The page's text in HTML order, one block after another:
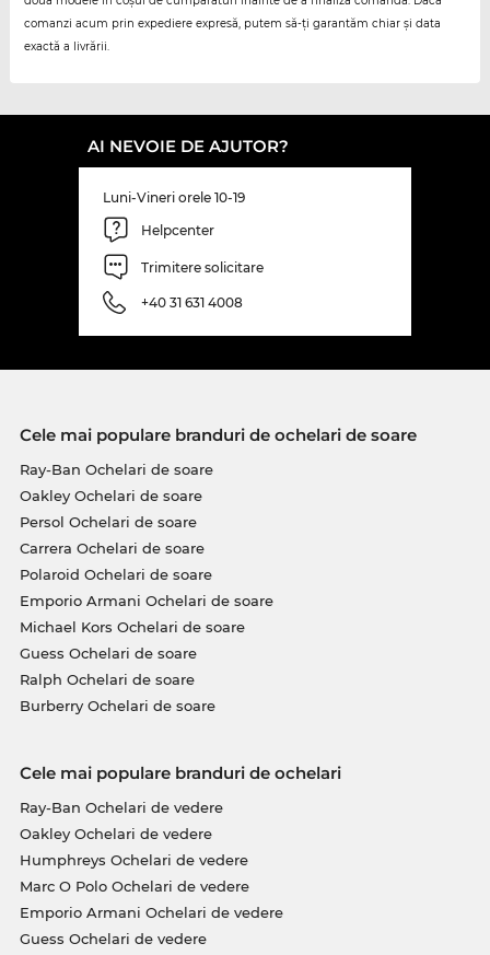
comanzi acum prin expediere expresă, putem să-ți garantăm chiar și data
exactă a livrării.
AI NEVOIE DE AJUTOR?
Luni-Vineri orele 10-19
Helpcenter
Trimitere solicitare
+40 31 631 4008
Cele mai populare branduri de ochelari de soare
Ray-Ban Ochelari de soare
Oakley Ochelari de soare
Persol Ochelari de soare
Carrera Ochelari de soare
Polaroid Ochelari de soare
Emporio Armani Ochelari de soare
Michael Kors Ochelari de soare
Guess Ochelari de soare
Ralph Ochelari de soare
Burberry Ochelari de soare
Cele mai populare branduri de ochelari
Ray-Ban Ochelari de vedere
Oakley Ochelari de vedere
Humphreys Ochelari de vedere
Marc O Polo Ochelari de vedere
Emporio Armani Ochelari de vedere
Guess Ochelari de vedere